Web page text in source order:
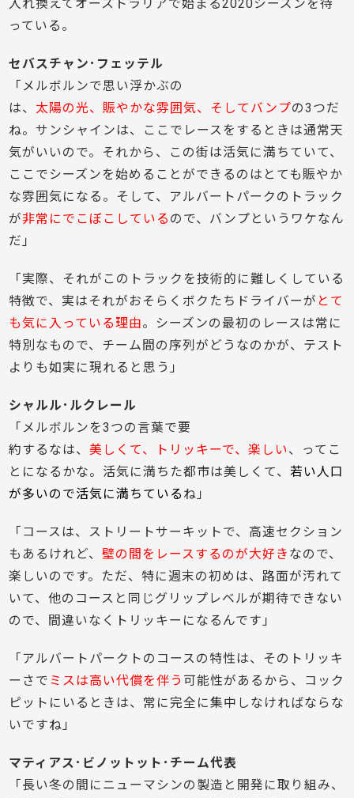
入れ換えてオーストラリアで始まる2020シーズンを待
っている。
セバスチャン･フェッテル
「メルボルンで思い浮かぶの
は、 太陽の光、賑やかな雰囲気、そしてバンプの3つだ
ね。サンシャインは、ここでレースをするときは通常天
気がいいので。それから、この街は活気に満ちていて、
ここでシーズンを始めることができるのはとても賑やか
な雰囲気になる。そして、アルバートパークのトラック
が非常にでこぼこしている ので、バンプというワケなん
だ」
「実際、それがこのトラックを技術的に難しくしている
特徴で、実はそれがおそらくボクたちドライバーが とて
も気に入っている理由。シーズンの最初のレースは常に
特別なもので、チーム間の序列がどうなのかが、テスト
よりも如実に現れると思う」
シャルル･ルクレール
「メルボルンを3つの言葉で要
約するなは、美しくて、トリッキーで、楽しい、ってこ
とになるかな。活気に満ちた都市は美しくて、若い人口
が多いので活気に満ちている ね」
「コースは、ストリートサーキットで、高速セクション
もあるけれど、壁の間をレースするのが大好き なので、
楽しいのです。ただ、特に週末の初めは、路面が汚れて
いて、他のコースと同じグリップレベルが期待できない
ので、間違いなくトリッキーになるんです」
「アルバートパークトのコースの特性は、そのトリッキ
ーさで ミスは高い代償を伴う 可能性があるから、コック
ピットにいるときは、常に完全に集中しなければならな
いですね」
マティアス･ビノットット･チーム代表
「長い冬の間にニューマシンの製造と開発に取り組み、